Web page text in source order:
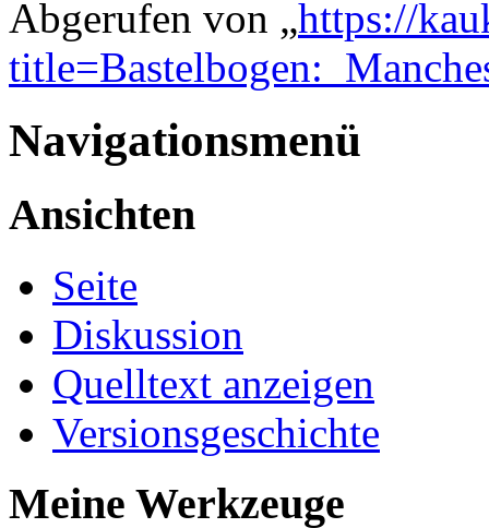
Abgerufen von „https://
Navigationsmenü
Ansichten
Seite
Diskussion
Quelltext anzeigen
Versionsgeschichte
Meine Werkzeuge